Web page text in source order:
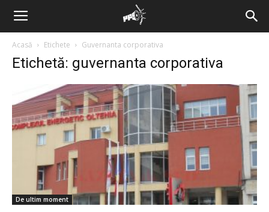
Acasă Etichete Guvernanta corporativa
Etichetă: guvernanta corporativa
De ultim moment